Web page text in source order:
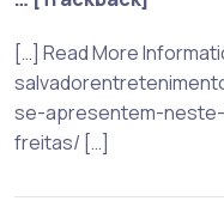
[…] Read More
se-apresentem-
freitas/ […]